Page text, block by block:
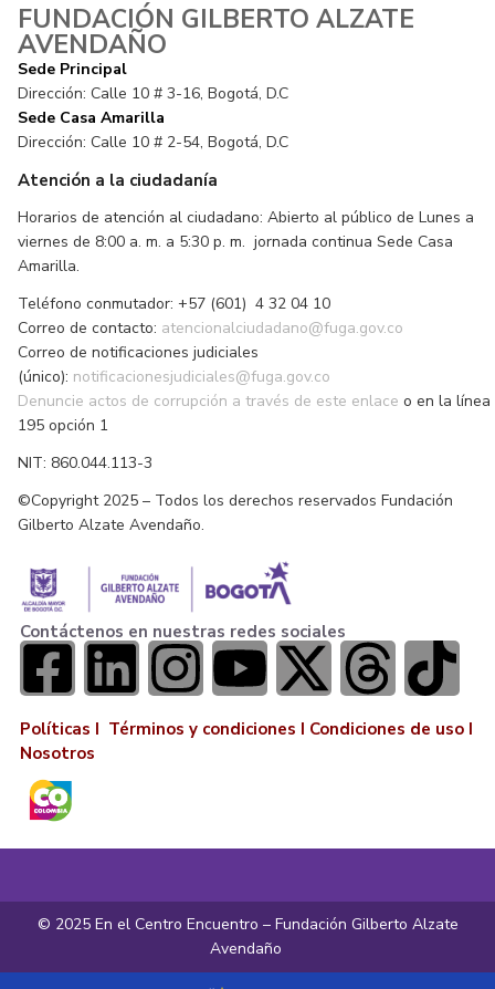
FUNDACIÓN GILBERTO ALZATE
AVENDAÑO
Sede Principal
Dirección: Calle 10 # 3-16, Bogotá, D.C
Sede Casa Amarilla
Dirección: Calle 10 # 2-54, Bogotá, D.C
Atención a la ciudadanía
Horarios de atención al ciudadano: Abierto al público de Lunes a
viernes de 8:00 a. m. a 5:30 p. m. jornada continua Sede Casa
Amarilla.
Teléfono conmutador: +57 (601) 4 32 04 10
Correo de contacto: atencionalciudadano@fuga.gov.co
Correo de notificaciones judiciales
(único): notificacionesjudiciales@fuga.gov.co
Denuncie actos de corrupción a través de este enlace o en la línea
195 opción 1
NIT: 860.044.113-3
©Copyright 2025 – Todos los derechos reservados Fundación
Gilberto Alzate Avendaño.
Contáctenos en nuestras redes sociales
Políticas I Términos y condiciones I Condiciones de uso I
Nosotros
© 2025 En el Centro Encuentro – Fundación Gilberto Alzate
Avendaño